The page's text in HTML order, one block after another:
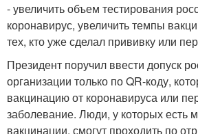
- увеличить объем тестирования
коронавирус, увеличить темпы
тех, кто уже сделал прививку или
Президент поручил ввести допуск
организации только по QR-коду,
вакцинацию от коронавируса или
заболевание. Люди, у которых есть
вакцинации, смогут проходить по